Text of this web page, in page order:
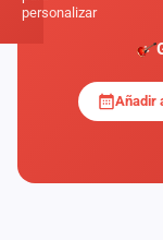
Añadir
personalizar
Formaciones